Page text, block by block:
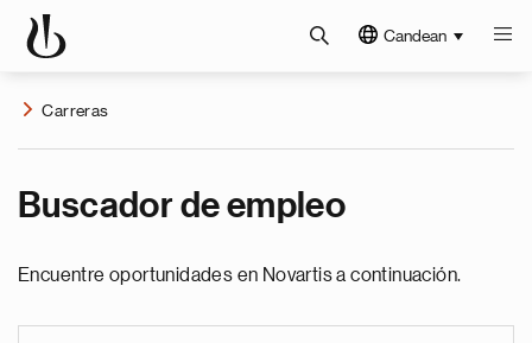
Candean
Carreras
Buscador de empleo
Encuentre oportunidades en Novartis a continuación.